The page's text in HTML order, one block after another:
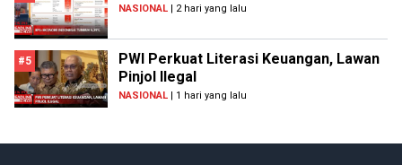
NASIONAL | 2 hari yang lalu
#5
PWI Perkuat Literasi Keuangan, Lawan
Pinjol Ilegal
NASIONAL | 1 hari yang lalu